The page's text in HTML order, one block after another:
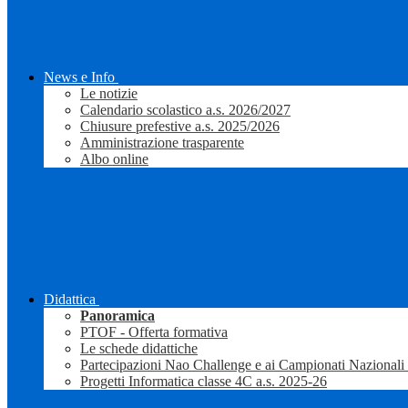
News e Info
Le notizie
Calendario scolastico a.s. 2026/2027
Chiusure prefestive a.s. 2025/2026
Amministrazione trasparente
Albo online
Didattica
Panoramica
PTOF - Offerta formativa
Le schede didattiche
Partecipazioni Nao Challenge e ai Campionati
Progetti Informatica classe 4C a.s. 2025-26